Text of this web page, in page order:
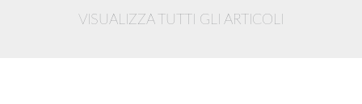
VISUALIZZA TUTTI GLI ARTICOLI